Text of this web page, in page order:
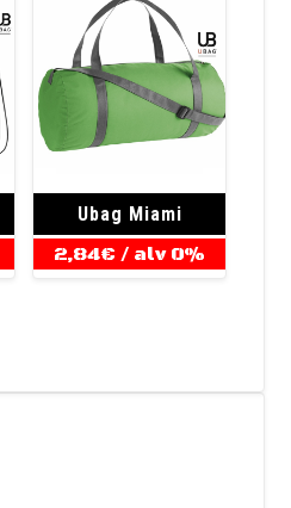
Ubag Miami
2,84€ / alv 0%